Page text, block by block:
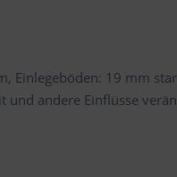
Einlegeböden: 19 mm
andere Einflüsse